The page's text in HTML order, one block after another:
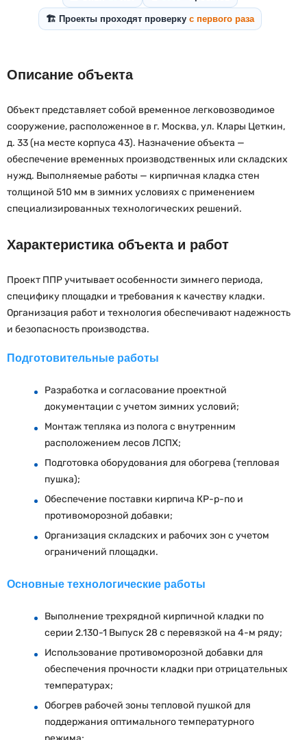
🏗️ Проекты проходят проверку с первого раза
Описание объекта
Объект представляет собой временное легковозводимое
сооружение, расположенное в г. Москва, ул. Клары Цеткин,
д. 33 (на месте корпуса 43). Назначение объекта —
обеспечение временных производственных или складских
нужд. Выполняемые работы — кирпичная кладка стен
толщиной 510 мм в зимних условиях с применением
специализированных технологических решений.
Характеристика объекта и работ
Проект ППР учитывает особенности зимнего периода,
специфику площадки и требования к качеству кладки.
Организация работ и технология обеспечивают надежность
и безопасность производства.
Подготовительные работы
Разработка и согласование проектной
документации с учетом зимних условий;
Монтаж тепляка из полога с внутренним
расположением лесов ЛСПХ;
Подготовка оборудования для обогрева (тепловая
пушка);
Обеспечение поставки кирпича КР-р-по и
противоморозной добавки;
Организация складских и рабочих зон с учетом
ограничений площадки.
Основные технологические работы
Выполнение трехрядной кирпичной кладки по
серии 2.130-1 Выпуск 28 с перевязкой на 4-м ряду;
Использование противоморозной добавки для
обеспечения прочности кладки при отрицательных
температурах;
Обогрев рабочей зоны тепловой пушкой для
поддержания оптимального температурного